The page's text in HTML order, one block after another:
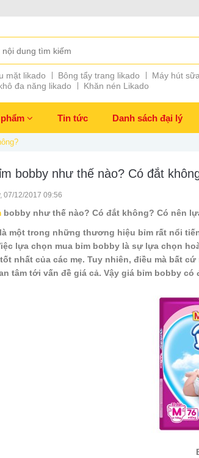
mặt likado Bông tẩy trang likado
Máy hút
đa năng likado
Khăn nén Likado
Tin tức Danh sách đại lý
bobby như thế nào? Có đắt
07/12/2017 09:56
bobby như thế nào? Có đắt không? Có nên
một trong những thương hiệu bỉm rất nổi
lựa chọn mua bỉm bobby là sự lựa chọn
nhất của các mẹ. Tuy nhiên, điều mà bất
tâm tới vấn đề giá cả. Vậy giá bỉm bobby